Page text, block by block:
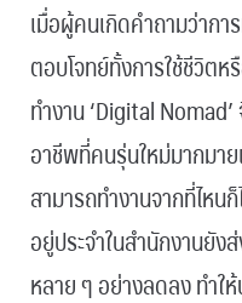
เมื่อผู้คนเกิดคำถามว่ากา
ตอบโจทย์ทั้งการใช้ชีวิต
ทำงาน ‘Digital
อาชีพที่คนรุ่นใหม่มากมา
สามารถทำงานจากที่ไหน
อยู่ประจำในสำนักงานยั
หลาย ๆ อย่างลดลง ทำใ